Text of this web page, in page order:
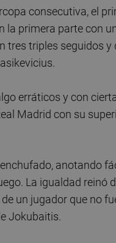
consecutiva, el
la primera parte con
tres triples seguidos
erráticos y con
Madrid con su
anotando
La igualdad reinó
un jugador que no
Jokubaitis.